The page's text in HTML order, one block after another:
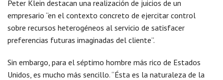
Peter Klein destacan una realización de juicios de un
empresario “en el contexto concreto de ejercitar control
sobre recursos heterogéneos al servicio de satisfacer
preferencias futuras imaginadas del cliente”.
Sin embargo, para el séptimo hombre más rico de Estados
Unidos, es mucho más sencillo. “Ésta es la naturaleza de la